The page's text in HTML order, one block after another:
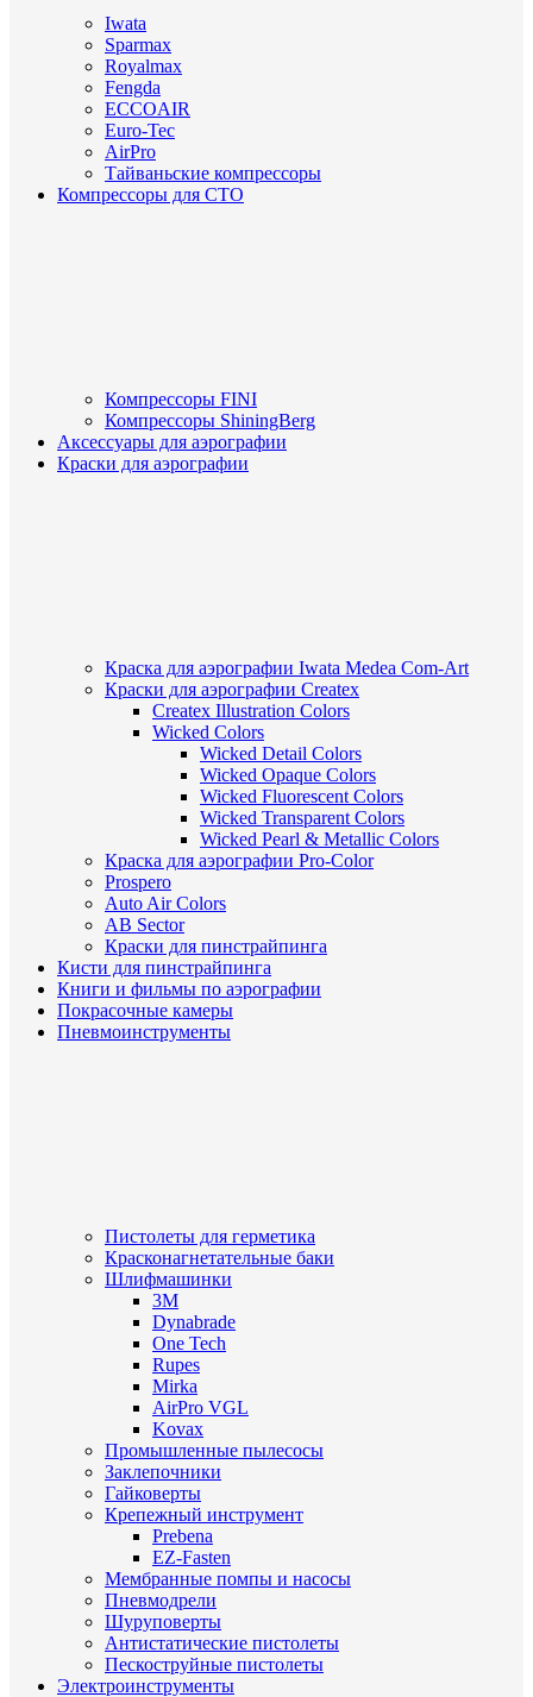
Iwata
Sparmax
Royalmax
Fengda
ECCOAIR
Euro-Tec
AirPro
Тайваньские компрессоры
Компрессоры для СТО
Компрессоры FINI
Компрессоры ShiningBerg
Аксессуары для аэрографии
Краски для аэрографии
Краска для аэрографии Iwata Medea Com-Art
Краски для аэрографии Createx
Createx Illustration Colors
Wicked Colors
Wicked Detail Colors
Wicked Opaque Colors
Wicked Fluorescent Colors
Wicked Transparent Colors
Wicked Pearl & Metallic Colors
Краска для аэрографии Pro-Color
Prospero
Auto Air Colors
AB Sector
Краски для пинстрайпинга
Кисти для пинстрайпинга
Книги и фильмы по аэрографии
Покрасочные камеры
Пневмоинструменты
Пистолеты для герметика
Красконагнетательные баки
Шлифмашинки
3M
Dynabrade
One Tech
Rupes
Mirka
AirPro VGL
Kovax
Промышленные пылесосы
Заклепочники
Гайковерты
Крепежный инструмент
Prebena
EZ-Fasten
Мембранные помпы и насосы
Пневмодрели
Шуруповерты
Антистатические пистолеты
Пескоструйные пистолеты
Электроинструменты